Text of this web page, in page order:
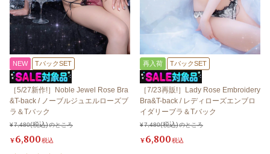
NEW TバックSET
［5/27新作!］Noble Jewel Rose Bra
&T-back / ノーブルジュエルローズブ
ラ＆Tバック
¥7,480 のところ
¥6,800税込
再入荷 TバックSET
［7/23再販!］Lady Rose Embroidery
Bra&T-back / レディローズエンブロ
イダリーブラ＆Tバック
¥7,480 のところ
¥6,800税込